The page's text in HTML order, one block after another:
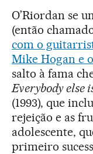
O’Riordan se
(então
com o
Mike Hogan e
salto à fama
Everybody else
(1993), que
rejeição e as
adolescente,
primeiro